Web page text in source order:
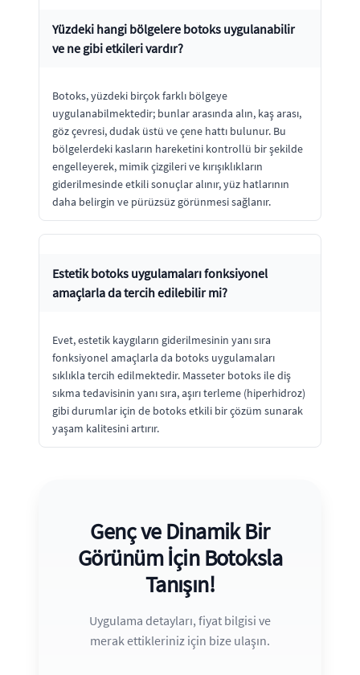
Yüzdeki hangi bölgelere botoks uygulanabilir
ve ne gibi etkileri vardır?
Botoks, yüzdeki birçok farklı bölgeye
uygulanabilmektedir; bunlar arasında alın, kaş arası,
göz çevresi, dudak üstü ve çene hattı bulunur. Bu
bölgelerdeki kasların hareketini kontrollü bir şekilde
engelleyerek, mimik çizgileri ve kırışıklıkların
giderilmesinde etkili sonuçlar alınır, yüz hatlarının
daha belirgin ve pürüzsüz görünmesi sağlanır.
Estetik botoks uygulamaları fonksiyonel
amaçlarla da tercih edilebilir mi?
Evet, estetik kaygıların giderilmesinin yanı sıra
fonksiyonel amaçlarla da botoks uygulamaları
sıklıkla tercih edilmektedir. Masseter botoks ile diş
sıkma tedavisinin yanı sıra, aşırı terleme (hiperhidroz)
gibi durumlar için de botoks etkili bir çözüm sunarak
yaşam kalitesini artırır.
Genç ve Dinamik Bir
Görünüm İçin Botoksla
Tanışın!
Uygulama detayları, fiyat bilgisi ve
merak ettikleriniz için bize ulaşın.